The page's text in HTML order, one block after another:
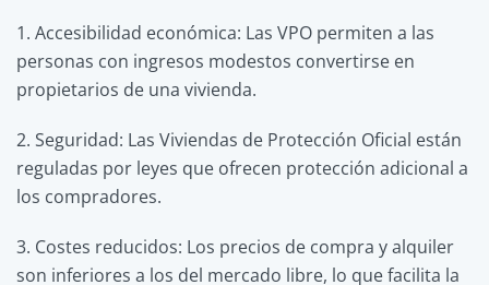
1. Accesibilidad económica: Las VPO permiten a las
personas con ingresos modestos convertirse en
propietarios de una vivienda.
2. Seguridad: Las Viviendas de Protección Oficial están
reguladas por leyes que ofrecen protección adicional a
los compradores.
3. Costes reducidos: Los precios de compra y alquiler
son inferiores a los del mercado libre, lo que facilita la